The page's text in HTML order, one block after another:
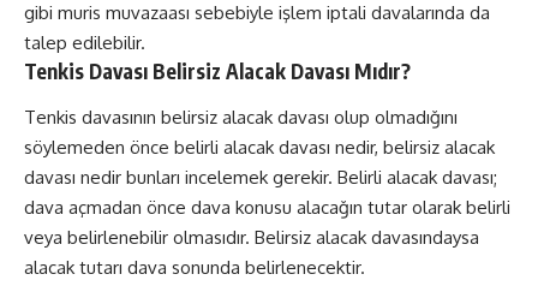
gibi muris muvazaası sebebiyle işlem iptali davalarında da
talep edilebilir.
Tenkis Davası Belirsiz Alacak Davası Mıdır?
Tenkis davasının belirsiz alacak davası olup olmadığını
söylemeden önce belirli alacak davası nedir, belirsiz alacak
davası nedir bunları incelemek gerekir. Belirli alacak davası;
dava açmadan önce dava konusu alacağın tutar olarak belirli
veya belirlenebilir olmasıdır. Belirsiz alacak davasındaysa
alacak tutarı dava sonunda belirlenecektir.